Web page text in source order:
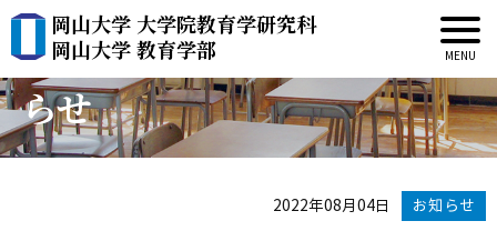
岡山大学 大学院教育学研究科
岡山大学 教育学部
令和４年度教員公募のお知
らせ
2022年08月04日 お知らせ